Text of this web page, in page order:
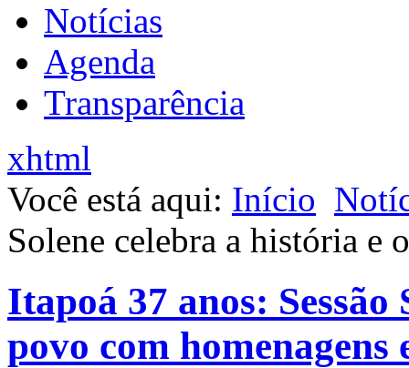
Notícias
Agenda
Transparência
xhtml
Você está aqui: Início
Solene celebra a história e
Itapoá 37 anos:
povo com homenagens